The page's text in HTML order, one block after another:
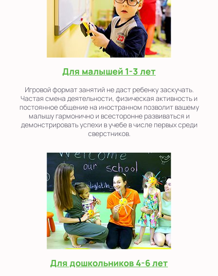
Для малышей 1-3 лет
Игровой формат занятий не даст ребенку заскучать.
Частая смена деятельности, физическая активность и
постоянное общение на иностранном позволит вашему
малышу гармонично и всесторонне развиваться и
демонстрировать успехи в учебе в числе первых среди
сверстников.
Для дошкольников 4-6 лет